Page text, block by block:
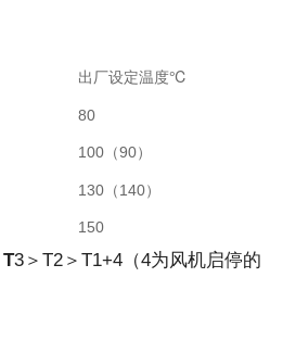
出厂设定温度℃
80
100（90）
130（140）
150
T3＞T2＞T1+4（4为风机启停的